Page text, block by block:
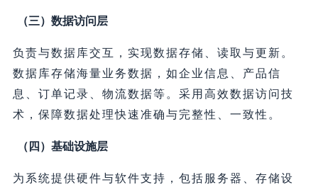
（三）数据访问层
负责与数据库交互，实现数据存储、读取与更新。
数据库存储海量业务数据，如企业信息、产品信
息、订单记录、物流数据等。采用高效数据访问技
术，保障数据处理快速准确与完整性、一致性。
（四）基础设施层
为系统提供硬件与软件支持，包括服务器、存储设